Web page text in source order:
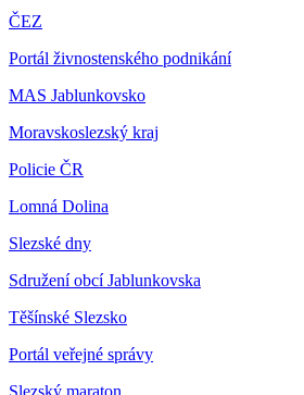
ČEZ
Portál živnostenského podnikání
MAS Jablunkovsko
Moravskoslezský kraj
Policie ČR
Lomná Dolina
Slezské dny
Sdružení obcí Jablunkovska
Těšínské Slezsko
Portál veřejné správy
Slezský maraton